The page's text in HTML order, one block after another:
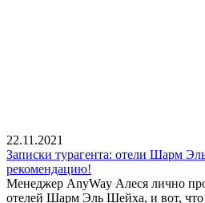
22.11.2021
Записки турагента: отели Шарм
рекомендацию!
Менеджер AnyWay Алеся лично
отелей Шарм Эль Шейха, и вот, что